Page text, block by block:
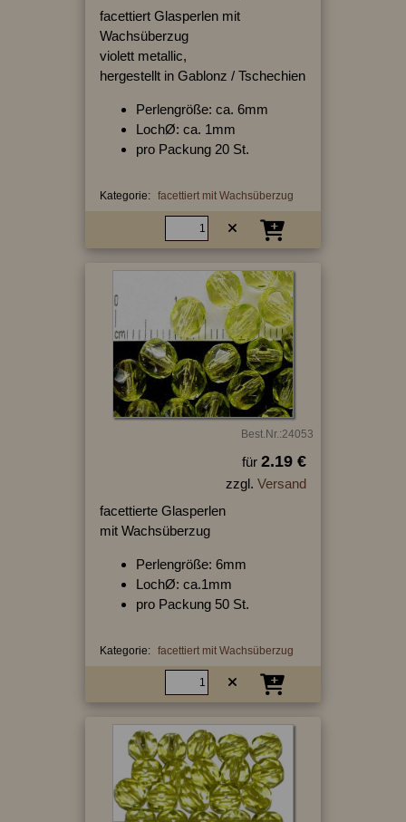
facettiert Glasperlen mit
Wachsüberzug
violett metallic,
hergestellt in Gablonz / Tschechien
Perlengröße: ca. 6mm
LochØ: ca. 1mm
pro Packung 20 St.
Kategorie: facettiert mit Wachsüberzug
Best.Nr.:24053
für 2.19 €
zzgl. Versand
facettierte Glasperlen
mit Wachsüberzug
Perlengröße: 6mm
LochØ: ca.1mm
pro Packung 50 St.
Kategorie: facettiert mit Wachsüberzug